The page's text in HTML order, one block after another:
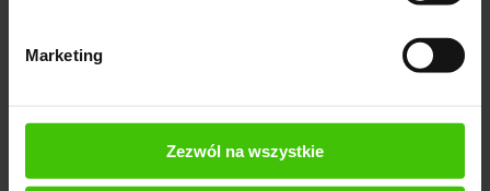
Marketing
Zezwól na wszystkie
efektywności działań konkurencji, identyfikując
trendy i strategie, które przynoszą najlepsze
rezultaty. To nieoceniona wiedza dla każdego,
Narzędzia wsparcia analizy